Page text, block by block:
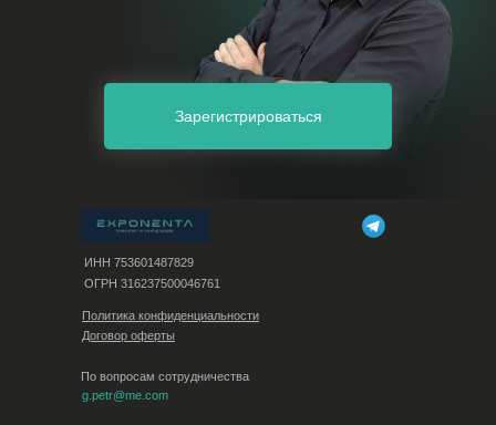
Зарегистрироваться
ИНН 753601487829
ОГРН 316237500046761
Политика конфиденциальности
Договор оферты
По вопросам сотрудничества
g.petr@me.com